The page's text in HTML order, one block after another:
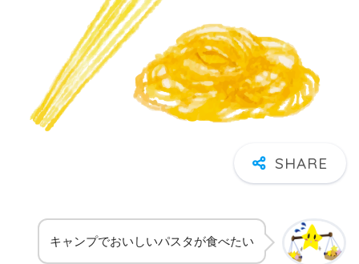
キャンプでおいしいパスタが食べたい